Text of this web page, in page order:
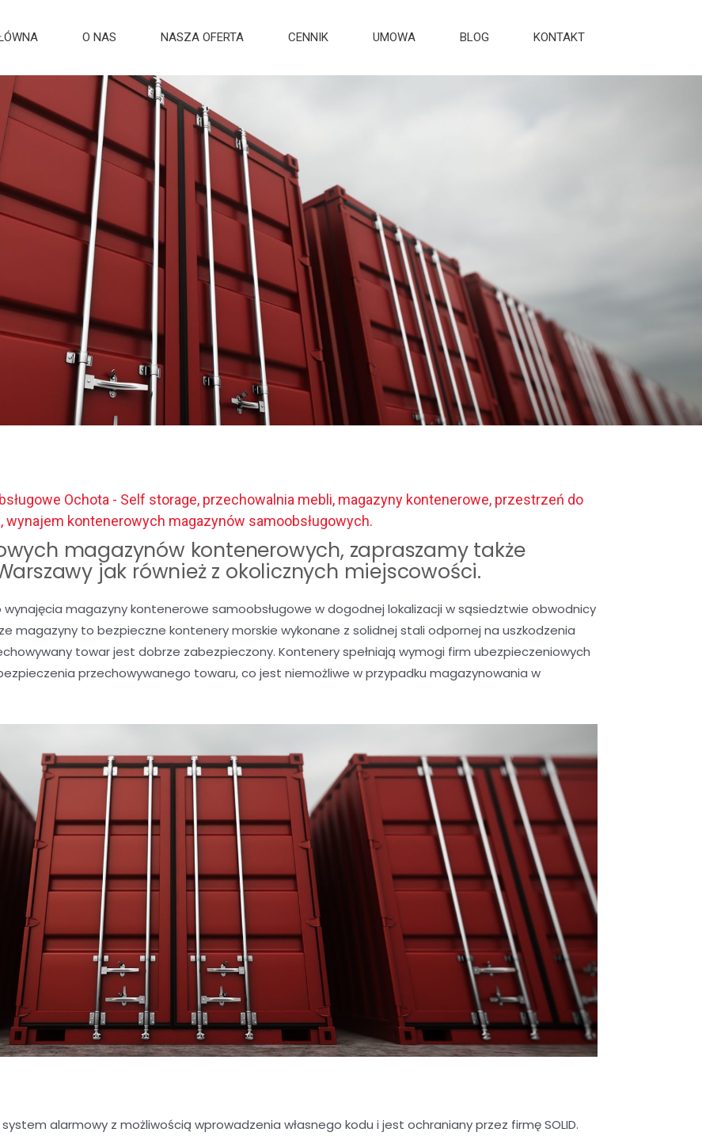
O NAS NASZA OFERTA CENNIK UMOWA BLOG KONTAKT
Ochota - Self storage, przechowalnia mebli, magazyny kontenerowe, przestrzeń do
wynajem kontenerowych magazynów samoobsługowych.
magazynów kontenerowych, zapraszamy także
jak również z okolicznych miejscowości.
magazyny kontenerowe samoobsługowe w dogodnej lokalizacji w sąsiedztwie obwodnicy
magazyny to bezpieczne kontenery morskie wykonane z solidnej stali odpornej na uszkodzenia
towar jest dobrze zabezpieczony. Kontenery spełniają wymogi firm ubezpieczeniowych
przechowywanego towaru, co jest niemożliwe w przypadku magazynowania w
alarmowy z możliwością wprowadzenia własnego kodu i jest ochraniany przez firmę SOLID.